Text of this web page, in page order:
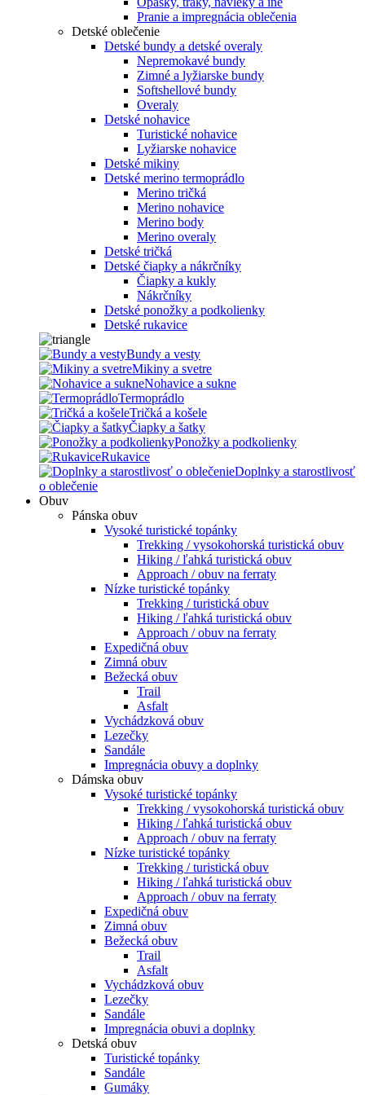
Pranie a impregnácia oblečenia
Detské oblečenie
Detské bundy a detské overaly
Nepremokavé bundy
Zimné a lyžiarske bundy
Softshellové bundy
Overaly
Detské nohavice
Turistické nohavice
Lyžiarske nohavice
Detské mikiny
Detské merino termoprádlo
Merino tričká
Merino nohavice
Merino body
Merino overaly
Detské tričká
Detské čiapky a nákrčníky
Čiapky a kukly
Nákrčníky
Detské ponožky a podkolienky
Detské rukavice
Bundy a vesty
Mikiny a svetre
Nohavice a sukne
Termoprádlo
Tričká a košele
Čiapky a šatky
Ponožky a podkolienky
Rukavice
Doplnky a starostlivosť
o oblečenie
Obuv
Pánska obuv
Vysoké turistické topánky
Trekking / vysokohorská turistická obuv
Hiking / ľahká turistická obuv
Approach / obuv na ferraty
Nízke turistické topánky
Trekking / turistická obuv
Hiking / ľahká turistická obuv
Approach / obuv na ferraty
Expedičná obuv
Zimná obuv
Bežecká obuv
Trail
Asfalt
Vychádzková obuv
Lezečky
Sandále
Impregnácia obuvy a doplnky
Dámska obuv
Vysoké turistické topánky
Trekking / vysokohorská turistická obuv
Hiking / ľahká turistická obuv
Approach / obuv na ferraty
Nízke turistické topánky
Trekking / turistická obuv
Hiking / ľahká turistická obuv
Approach / obuv na ferraty
Expedičná obuv
Zimná obuv
Bežecká obuv
Trail
Asfalt
Vychádzková obuv
Lezečky
Sandále
Impregnácia obuvi a doplnky
Detská obuv
Turistické topánky
Sandále
Gumáky